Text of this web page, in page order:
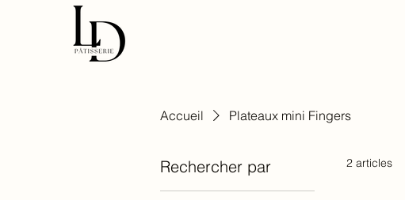
Accueil Plateaux mini Fingers
Rechercher par 2 articles